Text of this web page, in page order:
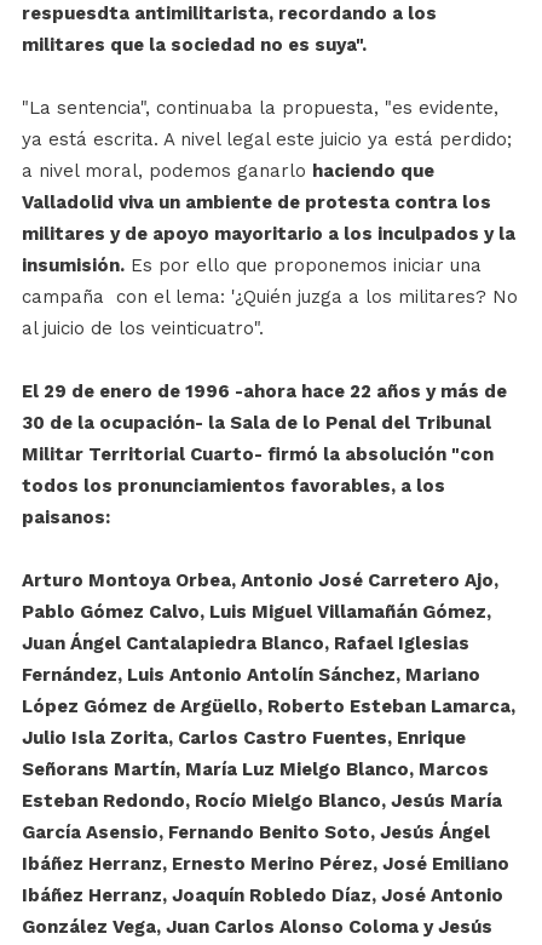
respuesdta antimilitarista, recordando a los
militares que la sociedad no es suya".
"La sentencia", continuaba la propuesta, "es evidente,
ya está escrita. A nivel legal este juicio ya está perdido;
a nivel moral, podemos ganarlo haciendo que
Valladolid viva un ambiente de protesta contra los
militares y de apoyo mayoritario a los inculpados y la
insumisión.Es por ello que proponemos iniciar una
campaña con el lema: '¿Quién juzga a los militares? No
al juicio de los veinticuatro".
El 29 de enero de 1996 -ahora hace 22 años y más de
30 de la ocupación- la Sala de lo Penal del Tribunal
Militar Territorial Cuarto- firmó la absolución "con
todos los pronunciamientos favorables, a los
paisanos:
Arturo Montoya Orbea, Antonio José Carretero Ajo,
Pablo Gómez Calvo, Luis Miguel Villamañán Gómez,
Juan Ángel Cantalapiedra Blanco, Rafael Iglesias
Fernández, Luis Antonio Antolín Sánchez, Mariano
López Gómez de Argüello, Roberto Esteban Lamarca,
Julio Isla Zorita, Carlos Castro Fuentes, Enrique
Señorans Martín, María Luz Mielgo Blanco, Marcos
Esteban Redondo, Rocío Mielgo Blanco, Jesús María
García Asensio, Fernando Benito Soto, Jesús Ángel
Ibáñez Herranz, Ernesto Merino Pérez, José Emiliano
Ibáñez Herranz, Joaquín Robledo Díaz, José Antonio
González Vega, Juan Carlos Alonso Coloma y Jesús